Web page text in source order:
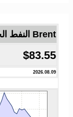
Brent النفط الخام
$83.55
2026.08.09